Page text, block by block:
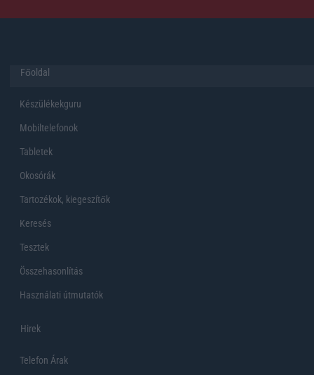
Főoldal
Készülékekguru
Mobiltelefonok
Tabletek
Okosórák
Tartozékok, kiegeszítők
Keresés
Tesztek
Összehasonlítás
Használati útmutatók
Hirek
Telefon Árak